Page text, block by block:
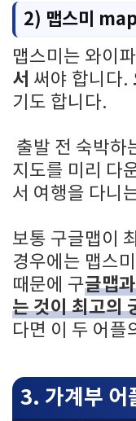
2) 맵스미
맵스미는 와이
서 써야 합니다.
기도 합니다.
출발 전 숙박하
지도를 미리 다
서 여행을 다니
보통 구글맵이
경우에는 맵스
때문에 구글맵
는 것이 최고의
다면 이 두 어플
3. 가계부